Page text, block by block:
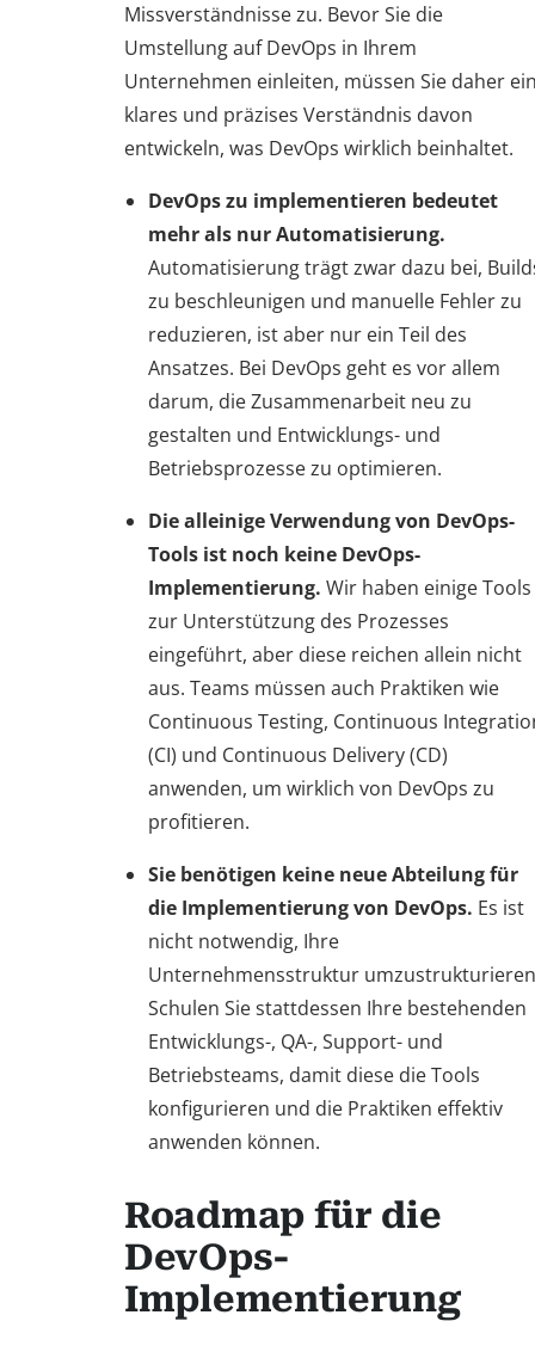
Missverständnisse zu. Bevor Sie die
Umstellung auf DevOps in Ihrem
Unternehmen einleiten, müssen Sie daher
klares und präzises Verständnis davon
entwickeln, was DevOps wirklich beinhaltet.
DevOps zu implementieren bedeutet
mehr als nur Automatisierung.
Automatisierung trägt zwar dazu bei,
zu beschleunigen und manuelle Fehler zu
reduzieren, ist aber nur ein Teil des
Ansatzes. Bei DevOps geht es vor allem
darum, die Zusammenarbeit neu zu
gestalten und Entwicklungs- und
Betriebsprozesse zu optimieren.
Die alleinige Verwendung von DevOps-
Tools ist noch keine DevOps-
Implementierung. Wir haben einige Tools
zur Unterstützung des Prozesses
eingeführt, aber diese reichen allein nicht
aus. Teams müssen auch Praktiken wie
Continuous Testing, Continuous
(CI) und Continuous Delivery (CD)
anwenden, um wirklich von DevOps zu
profitieren.
Sie benötigen keine neue Abteilung für
die Implementierung von DevOps. Es ist
nicht notwendig, Ihre
Unternehmensstruktur
Schulen Sie stattdessen Ihre bestehenden
Entwicklungs-, QA-, Support- und
Betriebsteams, damit diese die Tools
konfigurieren und die Praktiken effektiv
anwenden können.
Roadmap für die
DevOps-
Implementierung